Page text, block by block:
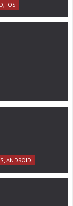
IOS
ANDROID